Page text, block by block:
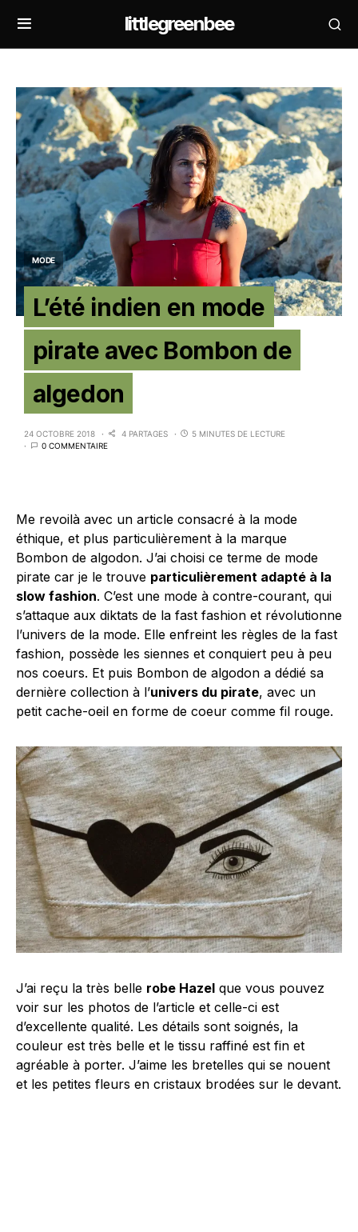
littlegreenbee
MODE
L’été indien en mode
pirate avec Bombon de
algedon
24 OCTOBRE 2018 4 PARTAGES
5 MINUTES DE LECTURE
0 COMMENTAIRE
Me revoilà avec un article consacré à la mode
éthique, et plus particulièrement à la marque
Bombon de algodon. J’ai choisi ce terme de mode
pirate car je le trouve particulièrement adapté à la
slow fashion. C’est une mode à contre-courant, qui
s’attaque aux diktats de la fast fashion et révolutionne
l’univers de la mode. Elle enfreint les règles de la fast
fashion, possède les siennes et conquiert peu à peu
nos coeurs. Et puis Bombon de algodon a dédié sa
dernière collection à l’univers du pirate, avec un
petit cache-oeil en forme de coeur comme fil rouge.
J’ai reçu la très belle robe Hazel que vous pouvez
voir sur les photos de l’article et celle-ci est
d’excellente qualité. Les détails sont soignés, la
couleur est très belle et le tissu raffiné est fin et
agréable à porter. J’aime les bretelles qui se nouent
et les petites fleurs en cristaux brodées sur le devant.